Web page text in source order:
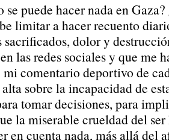
se puede hacer nada en
limitar a hacer recuento
sacrificados, dolor y
las redes sociales y que me
comentario deportivo de
sobre la incapacidad de
tomar decisiones, para
la miserable crueldad del ser
en cuenta nada, más allá del